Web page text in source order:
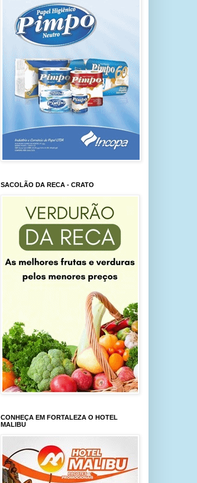
SACOLÃO DA RECA - CRATO
CONHEÇA EM FORTALEZA O HOTEL
MALIBU